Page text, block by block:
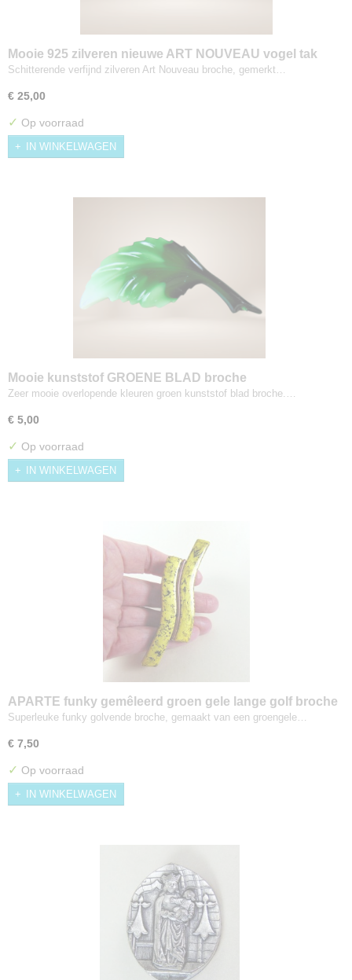
Mooie 925 zilveren nieuwe ART NOUVEAU vogel tak
kristal broche
Schitterende verfijnd zilveren Art Nouveau broche, gemerkt…
€ 25,00
✓ Op voorraad
IN WINKELWAGEN
Mooie kunststof GROENE BLAD broche
Zeer mooie overlopende kleuren groen kunststof blad broche.…
€ 5,00
✓ Op voorraad
IN WINKELWAGEN
APARTE funky gemêleerd groen gele lange golf broche
Superleuke funky golvende broche, gemaakt van een groengele…
€ 7,50
✓ Op voorraad
IN WINKELWAGEN